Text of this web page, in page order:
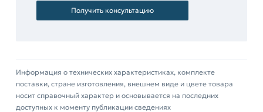
Условия доставки и цены на товар Труба
профильная 160х160х5 мм из категории
согласования условий доставки или самовывоза.
Данний товар от производителя Северсталь
Получить консультацию
Информация о технических характеристиках, комплекте
поставки, стране изготовления, внешнем виде и цвете товара
носит справочный характер и основывается на последних
доступных к моменту публикации сведениях